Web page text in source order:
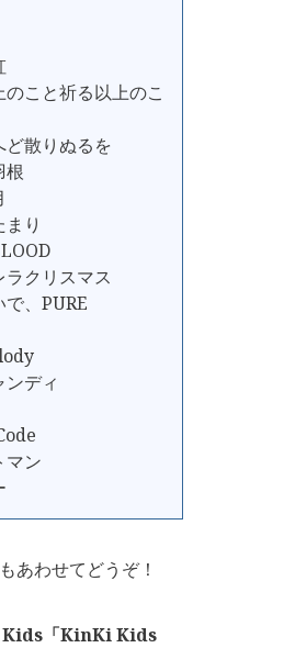
のこと祈る以上のこ
ど散りぬるを
根
り
ラクリスマス
、PURE
ディ
マン
あわせてどうぞ！
「KinKi Kids